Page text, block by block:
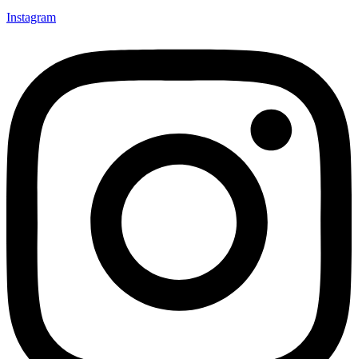
Instagram